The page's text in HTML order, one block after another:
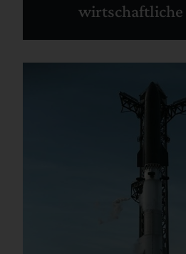
wirtschaftliche